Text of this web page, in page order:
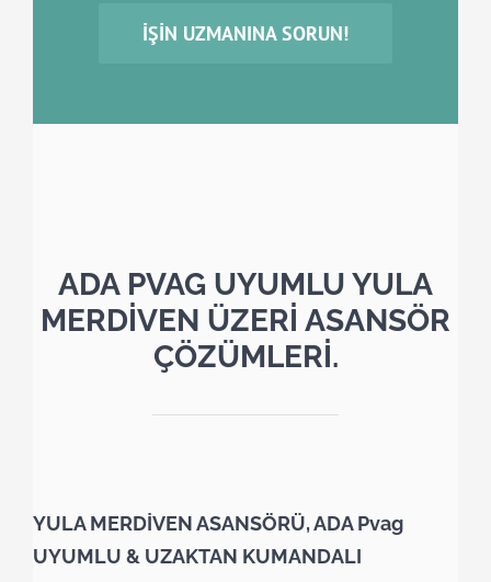
İŞIN UZMANINA SORUN!
ADA PVAG UYUMLU YULA
MERDİVEN ÜZERİ ASANSÖR
ÇÖZÜMLERİ.
YULA MERDİVEN ASANSÖRÜ, ADA Pvag
UYUMLU & UZAKTAN KUMANDALI